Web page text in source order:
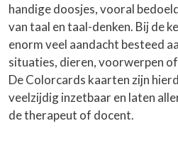
handige doosjes, vooral
van taal en taal-denken. Bij de
enorm veel aandacht besteed
situaties, dieren, voorwerpen
De Colorcards kaarten zijn
veelzijdig inzetbaar en laten
de therapeut of docent.